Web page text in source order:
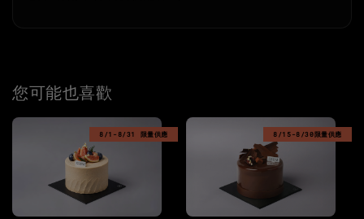
您可能也喜歡
8/1-8/31 限量供應 8/15-8/30限量供應